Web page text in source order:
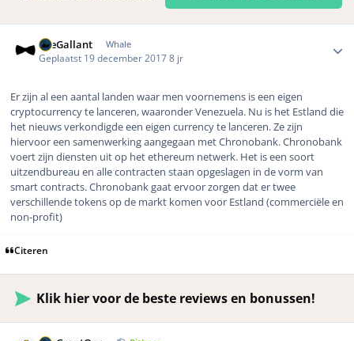
TheGallant Whale
Geplaatst 19 december 20178 jr
Er zijn al een aantal landen waar men voornemens is een eigen
cryptocurrency te lanceren, waaronderVenezuela. Nu is het Estland die
het nieuws verkondigde een eigen currency te lanceren. Ze zijn
hiervoor een samenwerking aangegaan met Chronobank. Chronobank
voert zijn diensten uit op het ethereum netwerk. Het is een soort
uitzendbureau en alle contracten staan opgeslagen in de vorm van
smart contracts. Chronobank gaat ervoor zorgen dat er twee
verschillende tokens op de markt komen voor Estland (commerciële en
non-profit)
Citeren
Klik hier voor de beste reviews en bonussen!